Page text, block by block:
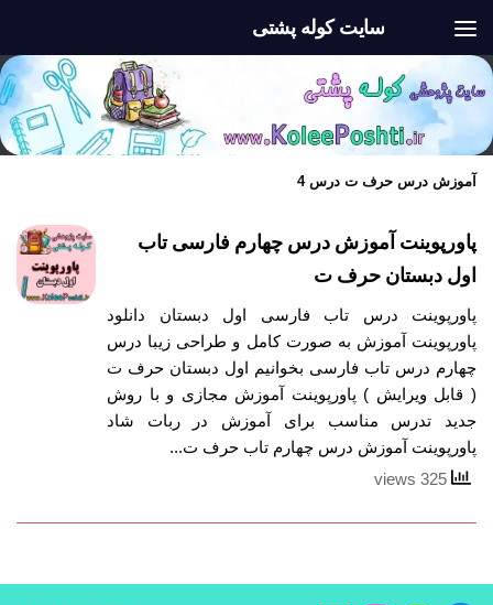
سایت کوله پشتی
آموزش درس حرف ت درس 4
پاورپوینت آموزش درس چهارم فارسی تاب
اول دبستان حرف ت
پاورپوینت درس تاب فارسی اول دبستان دانلود
پاورپوینت آموزش به صورت کامل و طراحی زیبا درس
چهارم درس تاب فارسی بخوانیم اول دبستان حرف ت
( قابل ویرایش ) پاورپوینت آموزش مجازی و با روش
جدید تدرس مناسب برای آموزش در ربات شاد
پاورپوینت آموزش درس چهارم تاب حرف ت...